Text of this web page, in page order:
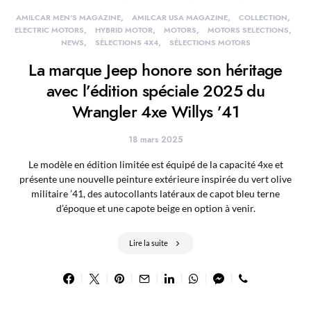
AMILCAR MEN'S MAGAZINE AMILCAR USA MAGAZINE
COLLECTION
ELECTRIC MOTORS
HYBRID MOTOR MOTORS
MOTORS SELECTIONS
NEWS
SÉLECTIONS 4X4 SÉLECTIONS MOTORS
La marque Jeep honore son héritage
avec l’édition spéciale 2025 du
Wrangler 4xe Willys ’41
18 mars 2025
Le modèle en édition limitée est équipé de la capacité 4xe et
présente une nouvelle peinture extérieure inspirée du vert olive
militaire ’41, des autocollants latéraux de capot bleu terne
d’époque et une capote beige en option à venir.
Lire la suite